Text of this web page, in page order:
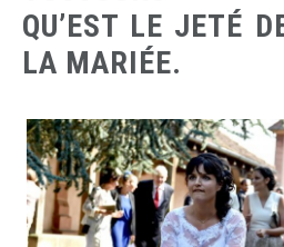
QU’EST LE JETÉ
LA MARIÉE.